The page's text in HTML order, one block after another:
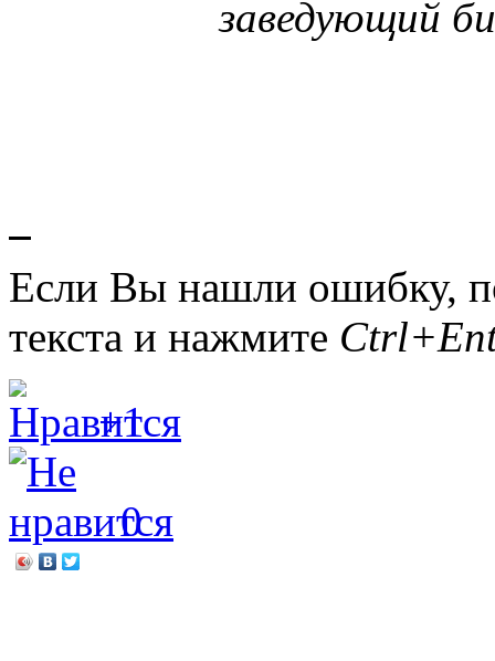
заведующий
Если Вы нашли ошибку,
текста и нажмите
+1
0